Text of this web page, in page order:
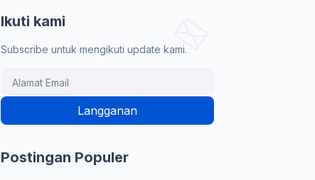
Ikuti kami
Subscribe untuk mengikuti update kami.
Postingan Populer